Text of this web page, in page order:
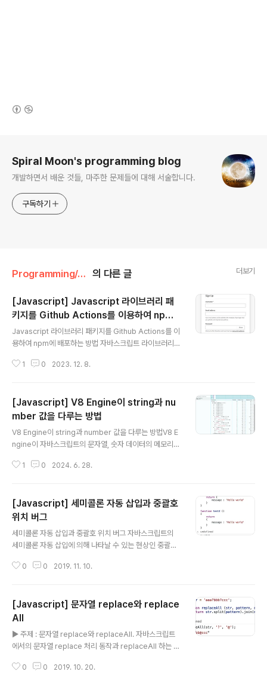
Spiral Moon's programming blog
개발하면서 배운 것들, 마주한 문제들에 대해 서술합니다.
구독하기
Programming/Javascript 의 다른 글 더보기
[Javascript] Javascript 라이브러리 패
키지를 Github Actions를 이용하여 npm
에 배포하는 방법
Javascript 라이브러리 패키지를 Github Actions를 이
용하여 npm에 배포하는 방법 자바스크립트 라이브러리를
는 환경을 구축해보자. 시리즈 2023.12.15 - [Program
rogramming/Java] - [Java] Java 라이브러리 패키지
를 Git Actions를 이용하여 Maven central repositor
y에 배포하는 방법 2024.02.23 - [Programming/Pyt
hon] - [Python] Python 라이브러리 패키지를 Github
Actions를 이용하..
1 0 2023. 12. 8.
[Javascript] V8 Engine이 string과 nu
mber 값을 다루는 방법
V8 Engine이 string과 number 값을 다루는 방법V8 E
ngine이 자바스크립트의 문자열, 숫자 데이터의 메모리
gine Node.js — The V8 JavaScript EngineNode.
한 메모리 절약V8 Engine에서는 JS 코드의 런타임 최적
화 및 빠른 실행을 위해 다양한 최적화 기법을 사용한다. 그
기능중 하나인 constant pool은 런타임 동안 변하지 않
는 상수(bytecode에서 상수로 참조되는 heap 객체)들
1 0 2024. 6. 28.
[Javascript] 세미콜론 자동 삽입과 중괄호
위치 버그
세미콜론 자동 삽입과 중괄호 위치 버그 자바스크립트의
세미콜론 자동 삽입에 의해 나타날 수 있는 현상인 중괄호
머가 세미콜론(;)을 삽입하지 않은 채 행을 종료하면, 자바
2 console.log(number) 위 코드 두 줄은 각각 행의 마
지막에 세미콜론을 붙이지 않은 코드이지만 실제로는 동작
한다. 세미콜론을 넣지 않고 number 변수에 100을 할당
하는 코드이다. 실제로 number 변수의 값을 조사해보면
100이 할당된 것을 확인해 볼 수 있다. console.log 함수
를 이용해 number 변수의 값을 다시 한 번..
0 0 2019. 11. 10.
[Javascript] 문자열 replace와 replace
All
▶ 주제 : 문자열 replace와 replaceAll. 자바스크립트
에서의 문자열 replace 처리 동작과 replaceAll 하는 방
은 주어진 문자열의 내부에서 패턴 A에 해당하는 부분을
0 0 2019. 10. 20.